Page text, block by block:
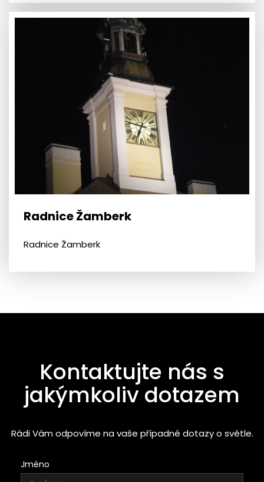
Radnice Žamberk
Radnice Žamberk
Kontaktujte nás s
jakýmkoliv dotazem
Rádi Vám odpovíme na vaše případné dotazy o světle.
Jméno